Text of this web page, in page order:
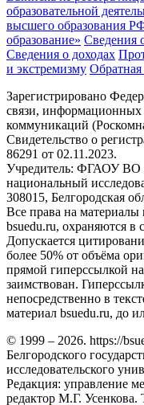
образовательной
высшего образования
образование» Сведения
Сведения о доходах
и экстремизму Обратная
Зарегистрировано
связи,
коммуникаций
Свидетельство о
86291 от 02.11.2023.
Учредитель: ФГАОУ ВО
национальный
308015, Белгородская
Все права на
bsuedu.ru, охраняются в
Допускается
более 50% от объёма
прямой гиперссылкой
заимствован.
непосредственно в
материал bsuedu.ru, до
© 1999 – 2026. https://
Белгородского
исследовательского
Редакция: управление
редактор М.Г. Усенкова.